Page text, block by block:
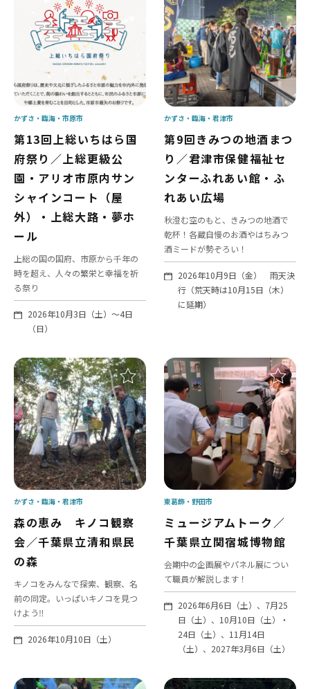
第13回上総いちはら国
府祭り／上総更級公
園・アリオ市原内サン
シャインコート（屋
外）・上総大路・夢ホ
ール
上総の国の国府、市原から千年の
時を超え、人々の繁栄と幸福を祈
る祭り
2026年10月3日（土）～4日
（日）
かずさ・臨海 市原市
第9回きみつの地酒まつ
り／君津市保健福祉セ
ンターふれあい館・ふ
れあい広場
秋澄む空のもと、きみつの地酒で
乾杯！各蔵自慢のお酒やはちみつ
酒ミードが勢ぞろい！
2026年10月9日（金） 雨天決
行（荒天時は10月15日（木）
に延期）
かずさ・臨海 君津市
森の恵み キノコ観察
会／千葉県立清和県民
の森
キノコをみんなで探索、観察、名
前の同定。いっぱいキノコを見つ
けよう‼
2026年10月10日（土）
かずさ・臨海 君津市
ミュージアムトーク／
千葉県立関宿城博物館
会期中の企画展やパネル展につい
て職員が解説します！
2026年6月6日（土）、7月25
日（土）、10月10日（土）・
24日（土）、11月14日
（土）、2027年3月6日（土）
東葛飾 野田市